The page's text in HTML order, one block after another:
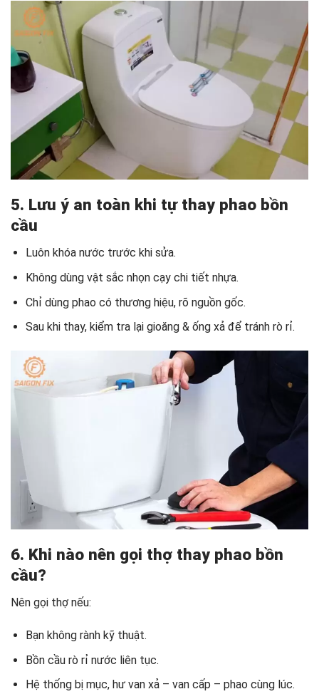
5. Lưu ý an toàn khi tự thay phao bồn
cầu
Luôn khóa nước trước khi sửa.
Không dùng vật sắc nhọn cạy chi tiết nhựa.
Chỉ dùng phao có thương hiệu, rõ nguồn gốc.
Sau khi thay, kiểm tra lại gioăng & ống xả để tránh rò rỉ.
6. Khi nào nên gọi thợ thay phao bồn
cầu?
Nên gọi thợ nếu:
Bạn không rành kỹ thuật.
Bồn cầu rò rỉ nước liên tục.
Hệ thống bị mục, hư van xả – van cấp – phao cùng lúc.